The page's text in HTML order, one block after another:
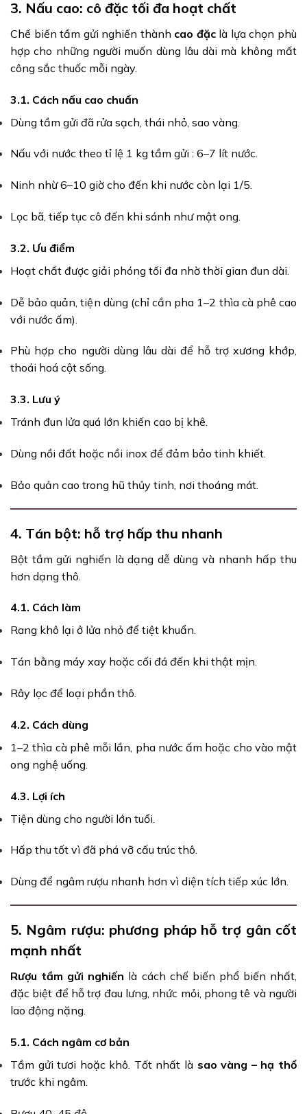
3. Nấu cao: cô đặc tối đa hoạt chất
Chế biến tầm gửi nghiến thành cao đặclà lựa chọn phù
hợp cho những người muốn dùng lâu dài mà không mất
công sắc thuốc mỗi ngày.
3.1. Cách nấu cao chuẩn
Dùng tầm gửi đã rửa sạch, thái nhỏ, sao vàng.
Nấu với nước theo tỉ lệ 1 kg tầm gửi : 6–7 lít nước.
Ninh nhừ 6–10 giờ cho đến khi nước còn lại 1/5.
Lọc bã, tiếp tục cô đến khi sánh như mật ong.
3.2. Ưu điểm
Hoạt chất được giải phóng tối đa nhờ thời gian đun dài.
Dễ bảo quản, tiện dùng (chỉ cần pha 1–2 thìa cà phê cao
với nước ấm).
Phù hợp cho người dùng lâu dài để hỗ trợ xương khớp,
thoái hoá cột sống.
3.3. Lưu ý
Tránh đun lửa quá lớn khiến cao bị khê.
Dùng nồi đất hoặc nồi inox để đảm bảo tinh khiết.
Bảo quản cao trong hũ thủy tinh, nơi thoáng mát.
4. Tán bột: hỗ trợ hấp thu nhanh
Bột tầm gửi nghiến là dạng dễ dùng và nhanh hấp thu
hơn dạng thô.
4.1. Cách làm
Rang khô lại ở lửa nhỏ để tiệt khuẩn.
Tán bằng máy xay hoặc cối đá đến khi thật mịn.
Rây lọc để loại phần thô.
4.2. Cách dùng
1–2 thìa cà phê mỗi lần, pha nước ấm hoặc cho vào mật
ong nghệ uống.
4.3. Lợi ích
Tiện dùng cho người lớn tuổi.
Hấp thu tốt vì đã phá vỡ cấu trúc thô.
Dùng để ngâm rượu nhanh hơn vì diện tích tiếp xúc lớn.
5. Ngâm rượu: phương pháp hỗ trợ gân cốt
mạnh nhất
Rượu tầm gửi nghiến là cách chế biến phổ biến nhất,
đặc biệt để hỗ trợ đau lưng, nhức mỏi, phong tê và người
lao động nặng.
5.1. Cách ngâm cơ bản
Tầm gửi tươi hoặc khô. Tốt nhất là sao vàng – hạ thổ
trước khi ngâm.